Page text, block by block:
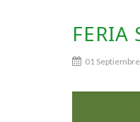
FERIA
01